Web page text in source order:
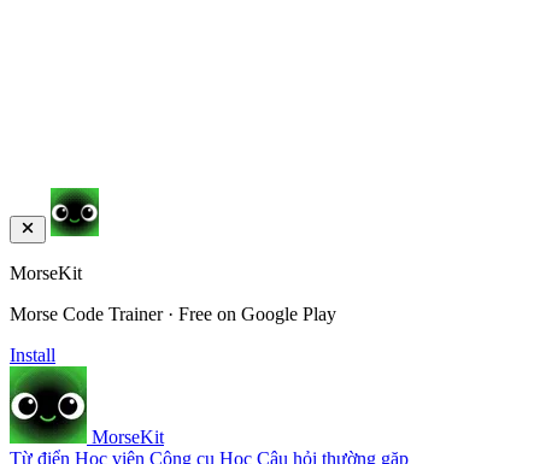
MorseKit
Morse Code Trainer · Free on Google Play
Install
MorseKit
Từ điển Học viện Công cụ Học Câu hỏi thường gặp